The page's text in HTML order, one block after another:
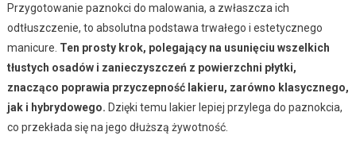
Przygotowanie paznokci do malowania, a zwłaszcza ich
odtłuszczenie, to absolutna podstawa trwałego i estetycznego
manicure. Ten prosty krok, polegający na usunięciu wszelkich
tłustych osadów i zanieczyszczeń z powierzchni płytki,
znacząco poprawia przyczepność lakieru, zarówno klasycznego,
jak i hybrydowego. Dzięki temu lakier lepiej przylega do paznokcia,
co przekłada się na jego dłuższą żywotność.